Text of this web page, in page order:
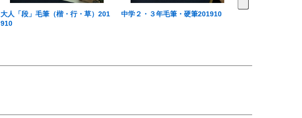
大人「段」毛筆（楷・行・草）201
910
中学２・３年毛筆・硬筆201910